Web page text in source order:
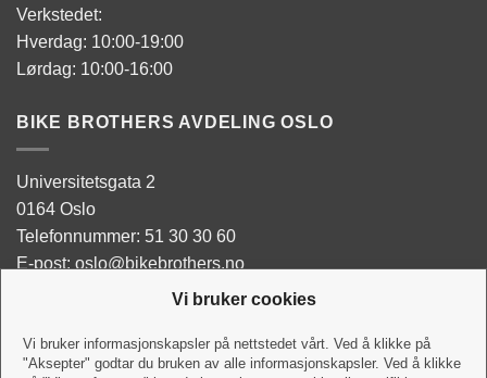
Vi bruker cookies
Vi bruker informasjonskapsler på nettstedet vårt. Ved å klikke på
"Aksepter" godtar du bruken av alle informasjonskapsler. Ved å klikke
Verkstedet:
Hverdag: 10:00-19:00
Lørdag: 10:00-16:00
BIKE BROTHERS AVDELING OSLO
Universitetsgata 2
0164 Oslo
Telefonnummer: 51 30 30 60
E-post: oslo@bikebrothers.no
Man - Tor: 10:00-18:00
Fredag: 10:00-18:00